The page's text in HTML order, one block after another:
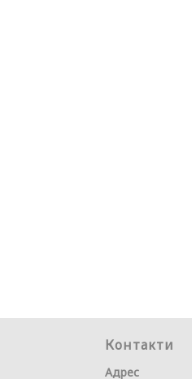
Контакти
Адрес